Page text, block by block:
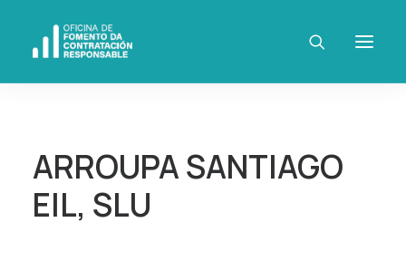
ARROUPA SANTIAGO
EIL, SLU